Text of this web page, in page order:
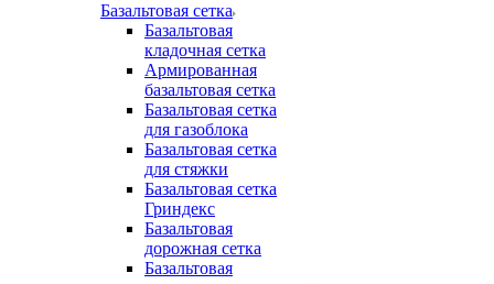
Базальтовая сетка
Базальтовая
кладочная сетка
Армированная
базальтовая сетка
Базальтовая сетка
для газоблока
Базальтовая сетка
для стяжки
Базальтовая сетка
Гриндекс
Базальтовая
дорожная сетка
Базальтовая